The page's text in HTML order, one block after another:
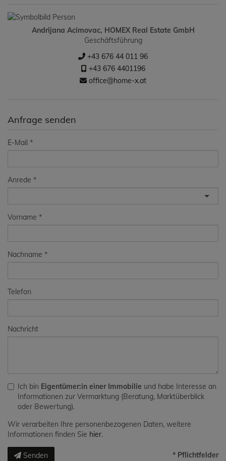
Andrijana Acimovac, HOMEX Real Estate GmbH
Geschäftsführung
+43 676 44 011 96
+43 676 4401196
office@home-x.at
Anfrage senden
E-Mail
Anrede
Vorname
Nachname
Telefon
Nachricht
Ich bin Eigentümer:in einer Immobilie und habe Interesse an
Informationen zur Vermarktung (Beratung, Marktüberblick
oder Bewertung).
Wir verarbeiten Ihre personenbezogenen Daten, weitere
Informationen finden Sie hier.
Senden * Pflichtfelder